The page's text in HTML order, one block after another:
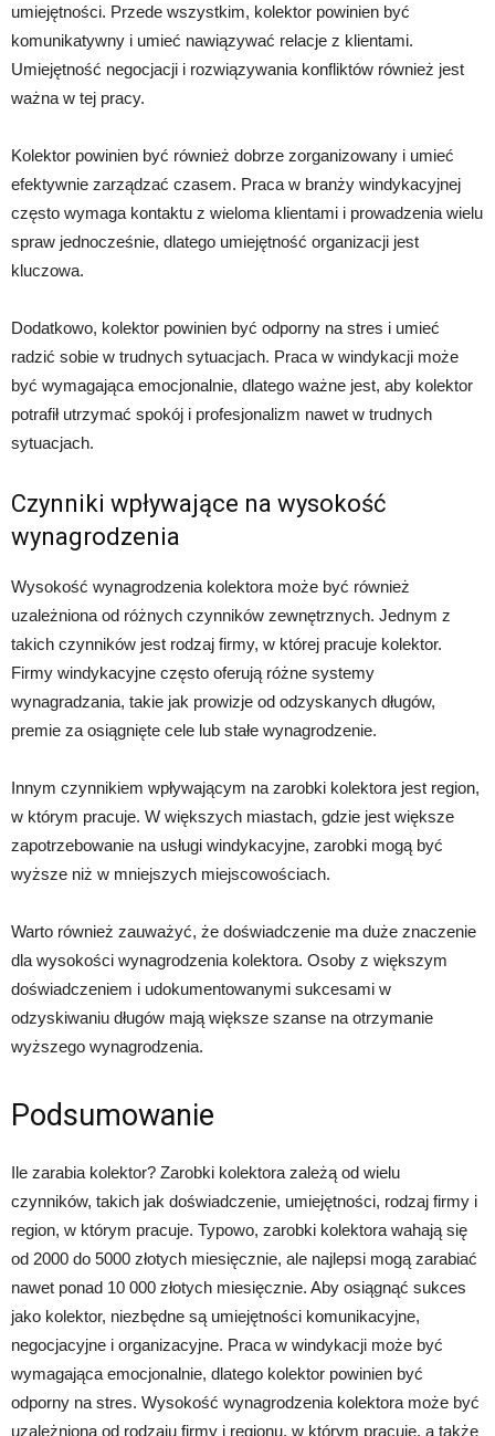
umiejętności. Przede wszystkim, kolektor powinien być
komunikatywny i umieć nawiązywać relacje z klientami.
Umiejętność negocjacji i rozwiązywania konfliktów również jest
ważna w tej pracy.
Kolektor powinien być również dobrze zorganizowany i umieć
efektywnie zarządzać czasem. Praca w branży windykacyjnej
często wymaga kontaktu z wieloma klientami i prowadzenia wielu
spraw jednocześnie, dlatego umiejętność organizacji jest
kluczowa.
Dodatkowo, kolektor powinien być odporny na stres i umieć
radzić sobie w trudnych sytuacjach. Praca w windykacji może
być wymagająca emocjonalnie, dlatego ważne jest, aby kolektor
potrafił utrzymać spokój i profesjonalizm nawet w trudnych
sytuacjach.
Czynniki wpływające na wysokość
wynagrodzenia
Wysokość wynagrodzenia kolektora może być również
uzależniona od różnych czynników zewnętrznych. Jednym z
takich czynników jest rodzaj firmy, w której pracuje kolektor.
Firmy windykacyjne często oferują różne systemy
wynagradzania, takie jak prowizje od odzyskanych długów,
premie za osiągnięte cele lub stałe wynagrodzenie.
Innym czynnikiem wpływającym na zarobki kolektora jest region,
w którym pracuje. W większych miastach, gdzie jest większe
zapotrzebowanie na usługi windykacyjne, zarobki mogą być
wyższe niż w mniejszych miejscowościach.
Warto również zauważyć, że doświadczenie ma duże znaczenie
dla wysokości wynagrodzenia kolektora. Osoby z większym
doświadczeniem i udokumentowanymi sukcesami w
odzyskiwaniu długów mają większe szanse na otrzymanie
wyższego wynagrodzenia.
Podsumowanie
Ile zarabia kolektor? Zarobki kolektora zależą od wielu
czynników, takich jak doświadczenie, umiejętności, rodzaj firmy i
region, w którym pracuje. Typowo, zarobki kolektora wahają się
od 2000 do 5000 złotych miesięcznie, ale najlepsi mogą zarabiać
nawet ponad 10 000 złotych miesięcznie. Aby osiągnąć sukces
jako kolektor, niezbędne są umiejętności komunikacyjne,
negocjacyjne i organizacyjne. Praca w windykacji może być
wymagająca emocjonalnie, dlatego kolektor powinien być
odporny na stres. Wysokość wynagrodzenia kolektora może być
uzależniona od rodzaju firmy i regionu, w którym pracuje, a także